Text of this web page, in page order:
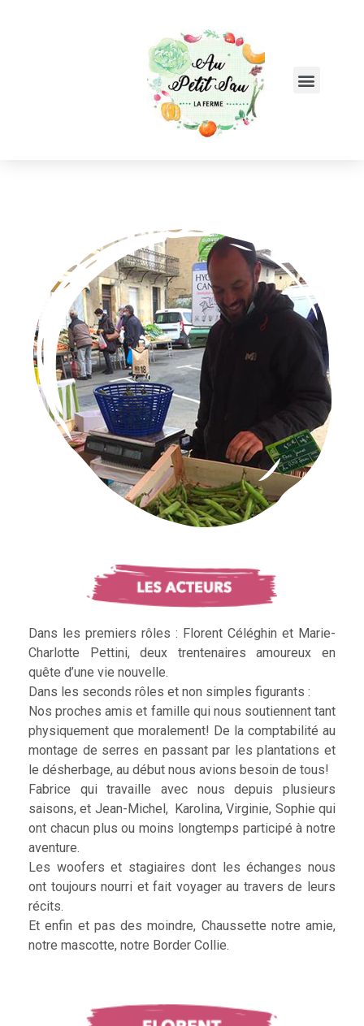
Dans les premiers rôles : Florent Céléghin et Marie-
Charlotte Pettini, deux trentenaires amoureux en
quête d’une vie nouvelle.
Dans les seconds rôles et non simples figurants :
Nos proches amis et famille qui nous soutiennent tant
physiquement que moralement! De la comptabilité au
montage de serres en passant par les plantations et
le désherbage, au début nous avions besoin de tous!
Fabrice qui travaille avec nous depuis plusieurs
saisons, et Jean-Michel, Karolina, Virginie, Sophie qui
ont chacun plus ou moins longtemps participé à notre
aventure.
Les woofers et stagiaires dont les échanges nous
ont toujours nourri et fait voyager au travers de leurs
récits.
Et enfin et pas des moindre, Chaussette notre amie,
notre mascotte, notre Border Collie.